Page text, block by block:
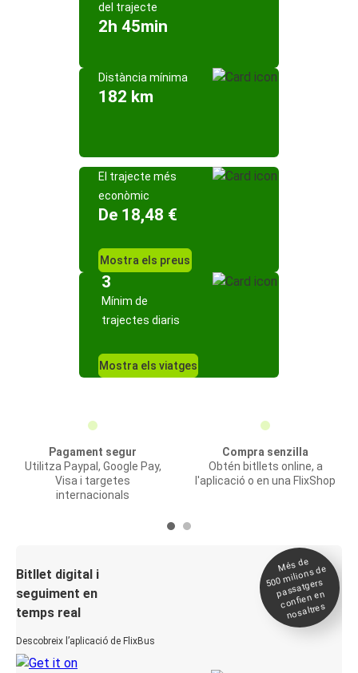
del trajecte
2h 45min
Distància mínima
182 km
El trajecte més
econòmic
De 18,48 €
Mostra els preus
3
Mínim de
trajectes diaris
Mostra els viatges
Pagament segur
Utilitza Paypal, Google Pay,
Visa i targetes
internacionals
Compra senzilla
Obtén bitllets online, a
l'aplicació o en una FlixShop
Bitllet digital i
seguiment en
temps real
Descobreix l’aplicació de FlixBus
Més de
500
milions de
passatgers
confien en
nosaltres